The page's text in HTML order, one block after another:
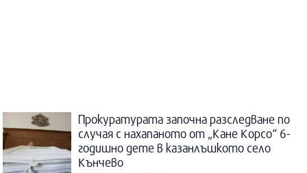
Прокуратурата започна разследване по
случая с нахапаното от „Кане Корсо“ 6-
годишно дете в казанлъшкото село
Кънчево